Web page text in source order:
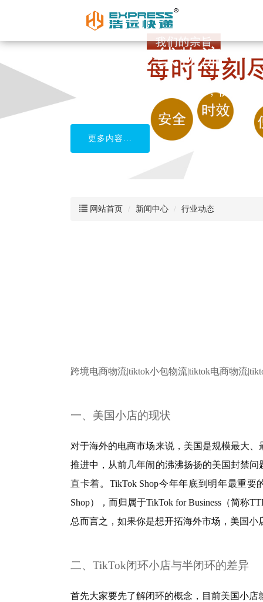
网站首页 新闻中心 行业动态
跨境电商物流|tiktok小包物流|tiktok电商物流
一、美国小店的现状
对于海外的电商市场来说，美国是规模最大
推进中，从前几年闹的沸沸扬扬的美国封禁
直卡着。TikTok Shop今年年底到明年最重
Shop），而归属于TikTok for Business（简称
总而言之，如果你是想开拓海外市场，美国小
二、TikTok闭环小店与半闭环的差异
首先大家要先了解闭环的概念，目前美国小店